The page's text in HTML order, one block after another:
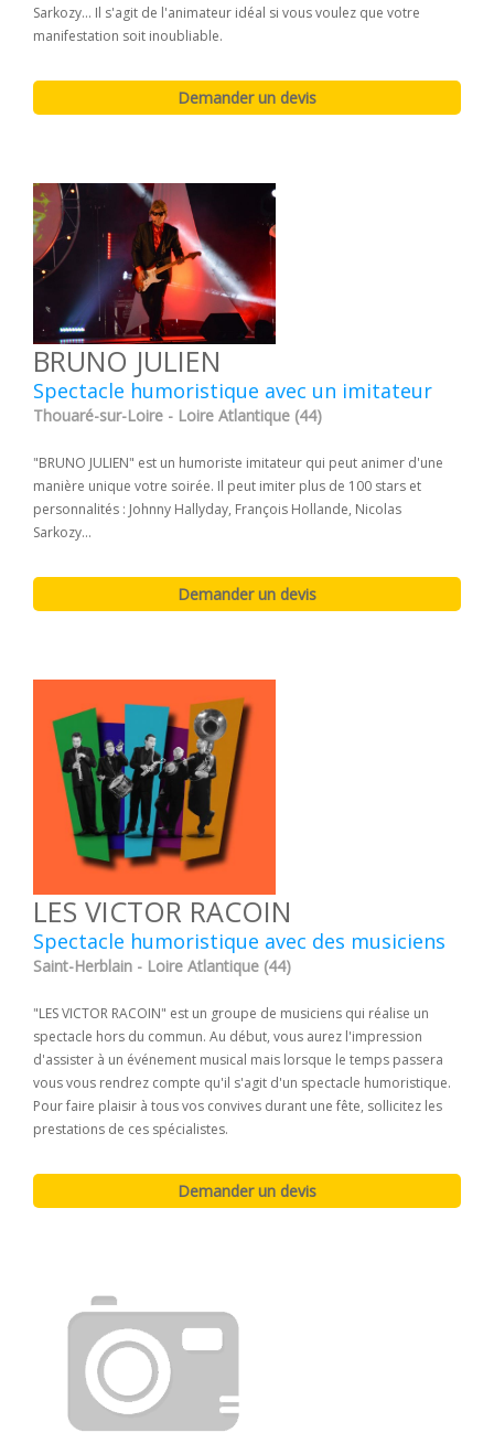
Sarkozy... Il s'agit de l'animateur idéal si vous voulez que votre
manifestation soit inoubliable.
BRUNO JULIEN
Spectacle humoristique avec un imitateur
Thouaré-sur-Loire - Loire Atlantique (44)
"BRUNO JULIEN" est un humoriste imitateur qui peut animer d'une
manière unique votre soirée. Il peut imiter plus de 100 stars et
personnalités : Johnny Hallyday, François Hollande, Nicolas
Sarkozy...
LES VICTOR RACOIN
Spectacle humoristique avec des musiciens
Saint-Herblain - Loire Atlantique (44)
"LES VICTOR RACOIN" est un groupe de musiciens qui réalise un
spectacle hors du commun. Au début, vous aurez l'impression
d'assister à un événement musical mais lorsque le temps passera
vous vous rendrez compte qu'il s'agit d'un spectacle humoristique.
Pour faire plaisir à tous vos convives durant une fête, sollicitez les
prestations de ces spécialistes.